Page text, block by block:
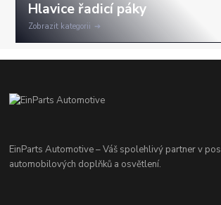
Zobrazit kategorii
EinParts Automotive – Váš spolehlivý partner v
automobilových doplňků a osvětlení.